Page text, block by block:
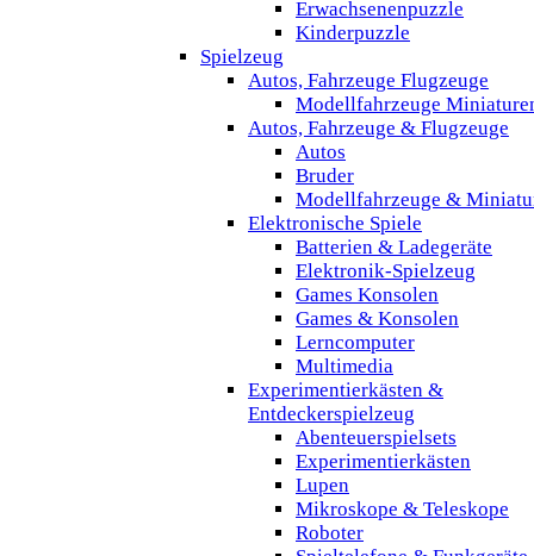
Erwachsenenpuzzle
Kinderpuzzle
Spielzeug
Autos, Fahrzeuge Flugzeuge
Modellfahrzeuge
Autos, Fahrzeuge & Flugzeuge
Autos
Bruder
Modellfahrzeuge &
Elektronische Spiele
Batterien & Ladegeräte
Elektronik-Spielzeug
Games Konsolen
Games & Konsolen
Lerncomputer
Multimedia
Experimentierkästen &
Entdeckerspielzeug
Abenteuerspielsets
Experimentierkästen
Lupen
Mikroskope & Teleskope
Roboter